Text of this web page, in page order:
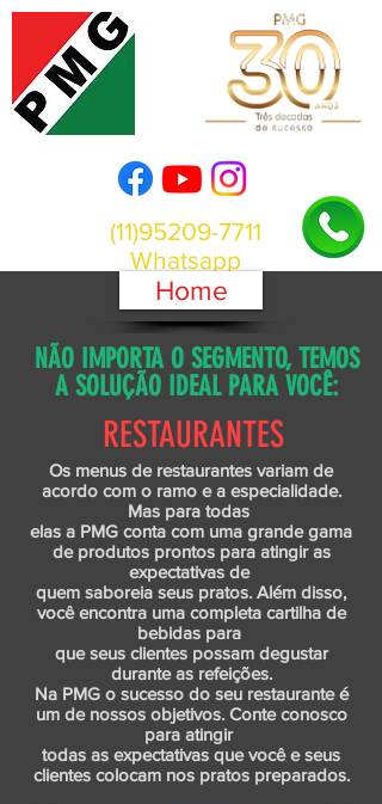
(11)95209-7711
Whatsapp
Home
NÃO IMPORTA O SEGMENTO, TEMOS
A SOLUÇÃO IDEAL PARA VOCÊ:
RESTAURANTES
Os menus de restaurantes variam de
acordo com o ramo e a especialidade.
Mas para todas
elas a PMG conta com uma grande gama
de produtos prontos para atingir as
expectativas de
quem saboreia seus pratos. Além disso,
você encontra uma completa cartilha de
bebidas para
que seus clientes possam degustar
durante as refeições.
Na PMG o sucesso do seu restaurante é
um de nossos objetivos. Conte conosco
para atingir
todas as expectativas que você e seus
clientes colocam nos pratos preparados.